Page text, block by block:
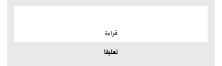
قراءة
تعليقا